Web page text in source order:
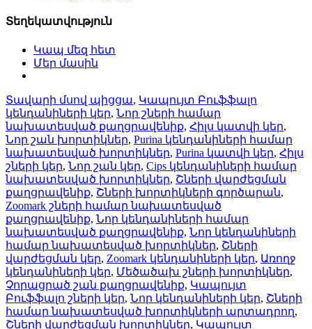
Տեղեկատվություն
Կապ մեզ հետ
Մեր մասին
Տավարի մսով պիցցա, Կապույտ Բուֆֆալո
կենդանիների կեր, Նոր շների համար
նախատեսված քաղցրավենիք, Հիլս կատվի կեր,
Նոր շան խորտիկներ, Purina կենդանիների համար
նախատեսված խորտիկներ, Purina կատվի կեր, Հիլս
շների կեր, Նոր շան կեր, Cips կենդանիների համար
նախատեսված խորտիկներ, Շների վարժեցման
քաղցրավենիք, Շների խորտիկների գործարան,
Zoomark շների համար նախատեսված
քաղցրավենիք, Նոր կենդանիների համար
նախատեսված քաղցրավենիք, Նոր կենդանիների
համար նախատեսված խորտիկներ, Շների
վարժեցման կեր, Zoomark կենդանիների կեր, Առողջ
կենդանիների կեր, Մեծածախ շների խորտիկներ,
Չորացրած շան քաղցրավենիք, Կապույտ
Բուֆֆալո շների կեր, Նոր կենդանիների կեր, Շների
համար նախատեսված խորտիկների արտադրող,
Շների վարժեցման խորտիկներ, Կապույտ